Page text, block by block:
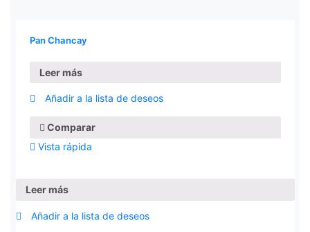
Pan Chancay
Leer más
Añadir a la lista de deseos
Comparar
Vista rápida
Leer más
Añadir a la lista de deseos